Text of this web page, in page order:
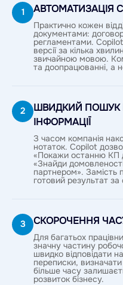
1 АВТОМАТИЗАЦІЯ
Практично кожен
документами:
регламентами.
версії за кілька
звичайною мовою.
та доопрацюванні, а
2
ШВИДКИЙ ПОШУК
ІНФОРМАЦІЇ
З часом компанія
нотаток. Copilot
«Покажи останню КП
«Знайди домовленості
партнером». Замість
готовий результат
3 СКОРОЧЕННЯ
Для багатьох
значну частину
швидко відповідати
переписки,
більше часу
розвиток бізнесу.